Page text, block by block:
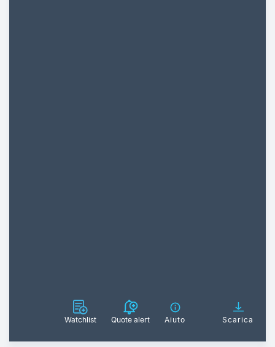
Watchlist Quote alert Aiuto Scarica